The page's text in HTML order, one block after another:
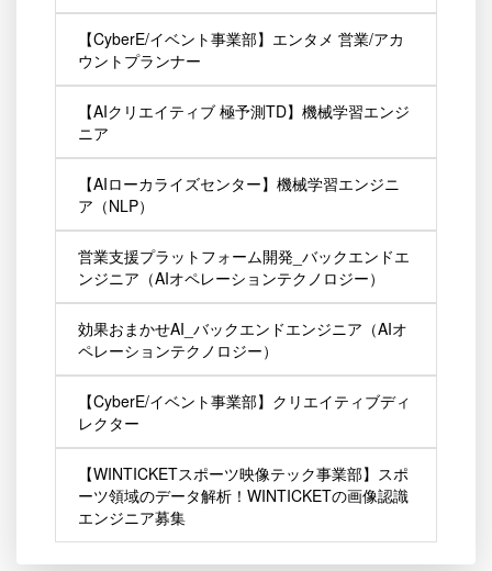
【CyberE/イベント事業部】エンタメ 営業/アカ
ウントプランナー
【AIクリエイティブ 極予測TD】機械学習エンジ
ニア
【AIローカライズセンター】機械学習エンジニ
ア（NLP）
営業支援プラットフォーム開発_バックエンドエ
ンジニア（AIオペレーションテクノロジー）
効果おまかせAI_バックエンドエンジニア（AIオ
ペレーションテクノロジー）
【CyberE/イベント事業部】クリエイティブディ
レクター
【WINTICKETスポーツ映像テック事業部】スポ
ーツ領域のデータ解析！WINTICKETの画像認識
エンジニア募集